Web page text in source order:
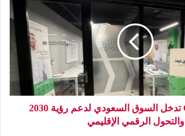
GOMYCODE تدخل السوق السعودي لدعم رؤية 2030
والتحول الرقمي الإقليمي